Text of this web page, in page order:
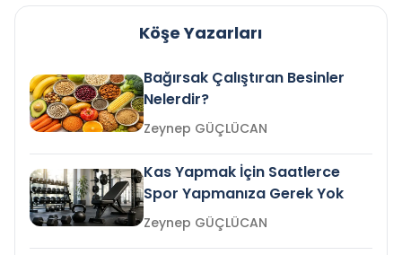
Köşe Yazarları
Bağırsak Çalıştıran Besinler
Nelerdir?
Zeynep GÜÇLÜCAN
Kas Yapmak İçin Saatlerce
Spor Yapmanıza Gerek Yok
Zeynep GÜÇLÜCAN